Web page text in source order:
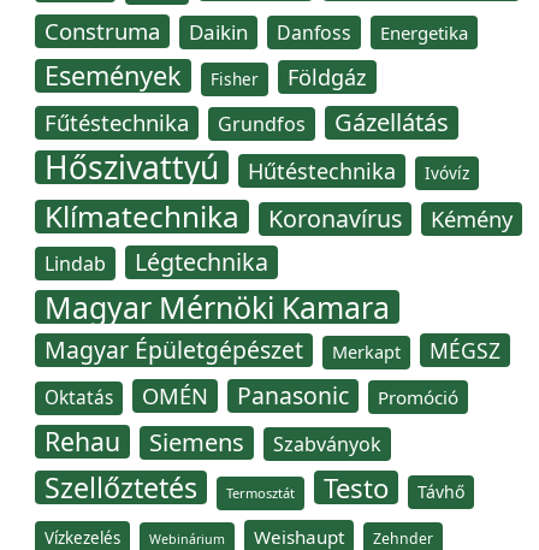
Construma Daikin Danfoss Energetika
Események Fisher Földgáz
Fűtéstechnika Grundfos Gázellátás
Hőszivattyú Hűtéstechnika Ivóvíz
Klímatechnika Koronavírus Kémény
Lindab Légtechnika
Magyar Mérnöki Kamara
Magyar Épületgépészet Merkapt MÉGSZ
Oktatás OMÉN Panasonic Promóció
Rehau Siemens Szabványok
Szellőztetés Termosztát Testo Távhő
Vízkezelés Webinárium Weishaupt Zehnder